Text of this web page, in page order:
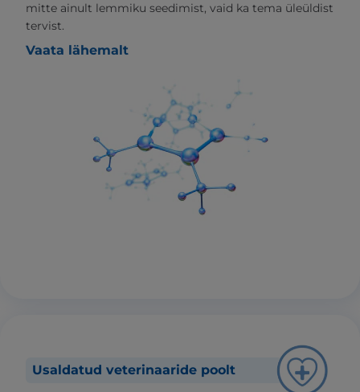
mitte ainult lemmiku seedimist, vaid ka tema üleüldist
tervist.
Vaata lähemalt
Usaldatud veterinaaride poolt